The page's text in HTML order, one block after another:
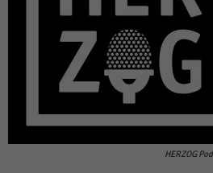
HERZOG